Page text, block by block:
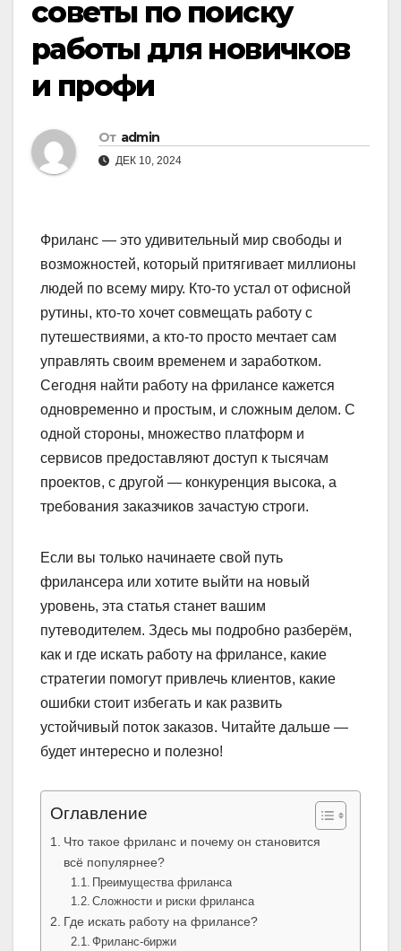
советы по поиску
работы для новичков
и профи
От admin
ДЕК 10, 2024
Фриланс — это удивительный мир свободы и
возможностей, который притягивает миллионы
людей по всему миру. Кто-то устал от офисной
рутины, кто-то хочет совмещать работу с
путешествиями, а кто-то просто мечтает сам
управлять своим временем и заработком.
Сегодня найти работу на фрилансе кажется
одновременно и простым, и сложным делом. С
одной стороны, множество платформ и
сервисов предоставляют доступ к тысячам
проектов, с другой — конкуренция высока, а
требования заказчиков зачастую строги.
Если вы только начинаете свой путь
фрилансера или хотите выйти на новый
уровень, эта статья станет вашим
путеводителем. Здесь мы подробно разберём,
как и где искать работу на фрилансе, какие
стратегии помогут привлечь клиентов, какие
ошибки стоит избегать и как развить
устойчивый поток заказов. Читайте дальше —
будет интересно и полезно!
Оглавление
Что такое фриланс и почему он становится
всё популярнее?
Преимущества фриланса
Сложности и риски фриланса
Где искать работу на фрилансе?
Фриланс-биржи